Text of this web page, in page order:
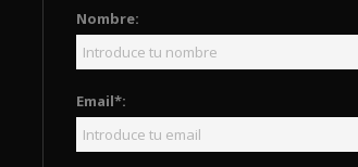
Nombre:
Email*: